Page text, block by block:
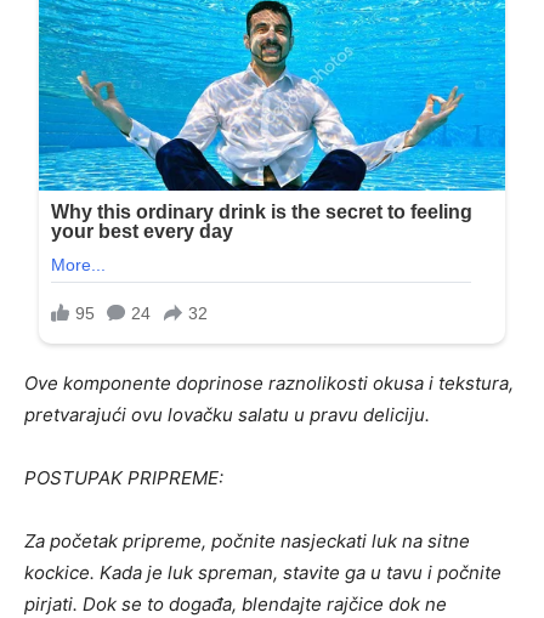
Ove komponente doprinose raznolikosti okusa i tekstura,
pretvarajući ovu lovačku salatu u pravu deliciju.
POSTUPAK PRIPREME:
Za početak pripreme, počnite nasjeckati luk na sitne
kockice. Kada je luk spreman, stavite ga u tavu i počnite
pirjati. Dok se to događa, blendajte rajčice dok ne